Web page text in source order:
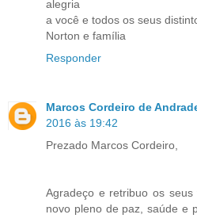
alegria
a você e todos os seus
Norton e família
Responder
Marcos Cordeiro de
2016 às 19:42
Prezado Marcos Cordeiro,
Agradeço e retribuo os
novo pleno de paz, saúde e